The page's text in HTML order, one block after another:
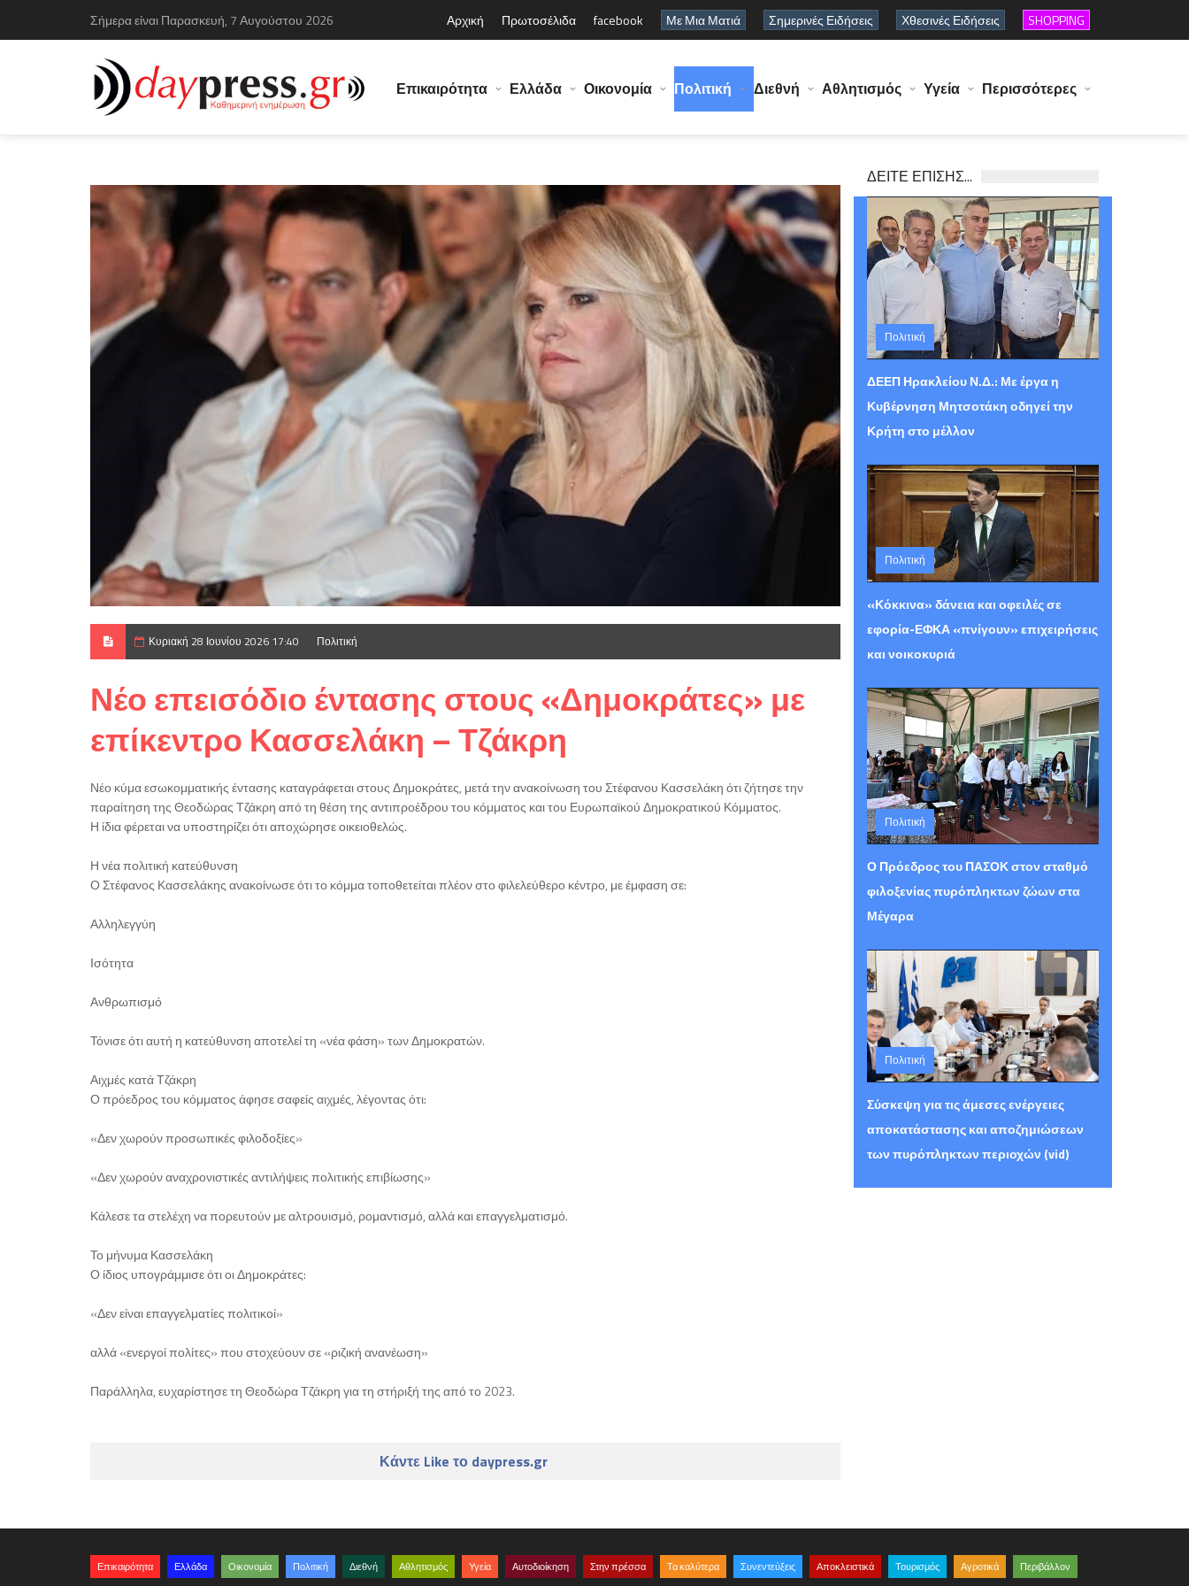
Σήμερα είναι Παρασκευή, 7 Αυγούστου 2026 Αρχική Πρωτοσέλιδα facebook Με Μια Ματιά Σημερινές Ειδήσεις Χθεσινές Ειδήσεις SHOPPING
Επικαιρότητα Ελλάδα Οικονομία Πολιτική Διεθνή Αθλητισμός Υγεία Περισσότερες
Κυριακή 28 Ιουνίου 2026 17:40 Πολιτική
Νέο επεισόδιο έντασης στους «Δημοκράτες» με
επίκεντρο Κασσελάκη – Τζάκρη
Νέο κύμα εσωκομματικής έντασης καταγράφεται στους Δημοκράτες, μετά την ανακοίνωση του Στέφανου Κασσελάκη ότι ζήτησε την
παραίτηση της Θεοδώρας Τζάκρη από τη θέση της αντιπροέδρου του κόμματος και του Ευρωπαϊκού Δημοκρατικού Κόμματος.
Η ίδια φέρεται να υποστηρίζει ότι αποχώρησε οικειοθελώς.
Η νέα πολιτική κατεύθυνση
Ο Στέφανος Κασσελάκης ανακοίνωσε ότι το κόμμα τοποθετείται πλέον στο φιλελεύθερο κέντρο, με έμφαση σε:
Αλληλεγγύη
Ισότητα
Ανθρωπισμό
Τόνισε ότι αυτή η κατεύθυνση αποτελεί τη «νέα φάση» των Δημοκρατών.
Αιχμές κατά Τζάκρη
Ο πρόεδρος του κόμματος άφησε σαφείς αιχμές, λέγοντας ότι:
«Δεν χωρούν προσωπικές φιλοδοξίες»
«Δεν χωρούν αναχρονιστικές αντιλήψεις πολιτικής επιβίωσης»
Κάλεσε τα στελέχη να πορευτούν με αλτρουισμό, ρομαντισμό, αλλά και επαγγελματισμό.
Το μήνυμα Κασσελάκη
Ο ίδιος υπογράμμισε ότι οι Δημοκράτες:
«Δεν είναι επαγγελματίες πολιτικοί»
αλλά «ενεργοί πολίτες» που στοχεύουν σε «ριζική ανανέωση»
Παράλληλα, ευχαρίστησε τη Θεοδώρα Τζάκρη για τη στήριξή της από το 2023.
Κάντε Like το daypress.gr
ΔΕΙΤΕ ΕΠΙΣΗΣ...
Πολιτική
Παρασκευή 07 Αυγούστου 2026 15:03
ΔΕΕΠ Ηρακλείου Ν.Δ.: Με έργα η
Κυβέρνηση Μητσοτάκη οδηγεί την
Κρήτη στο μέλλον
Πολιτική
Πέμπτη 06 Αυγούστου 2026 12:29
«Κόκκινα» δάνεια και οφειλές σε
εφορία-ΕΦΚΑ «πνίγουν» επιχειρήσεις
και νοικοκυριά
Πολιτική
Τετάρτη 05 Αυγούστου 2026 15:30
Ο Πρόεδρος του ΠΑΣΟΚ στον σταθμό
φιλοξενίας πυρόπληκτων ζώων στα
Μέγαρα
Πολιτική
Τετάρτη 05 Αυγούστου 2026 15:26
Σύσκεψη για τις άμεσες ενέργειες
αποκατάστασης και αποζημιώσεων
των πυρόπληκτων περιοχών (vid)
Επικαιρότητα Ελλάδα Οικονομία Πολιτική Διεθνή Αθλητισμός Υγεία Αυτοδιοίκηση Στην πρέσσα Τα καλύτερα Συνεντεύξεις Αποκλειστικά Τουρισμός Αγροτικά Περιβάλλον